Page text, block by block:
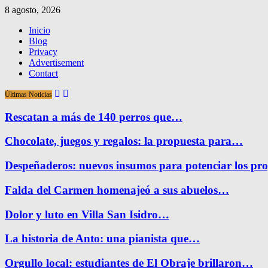
8 agosto, 2026
Inicio
Blog
Privacy
Advertisement
Contact
Últimas Noticias
Rescatan a más de 140 perros que…
Chocolate, juegos y regalos: la propuesta para…
Despeñaderos: nuevos insumos para potenciar los
Falda del Carmen homenajeó a sus abuelos…
Dolor y luto en Villa San Isidro…
La historia de Anto: una pianista que…
Orgullo local: estudiantes de El Obraje brillaron…